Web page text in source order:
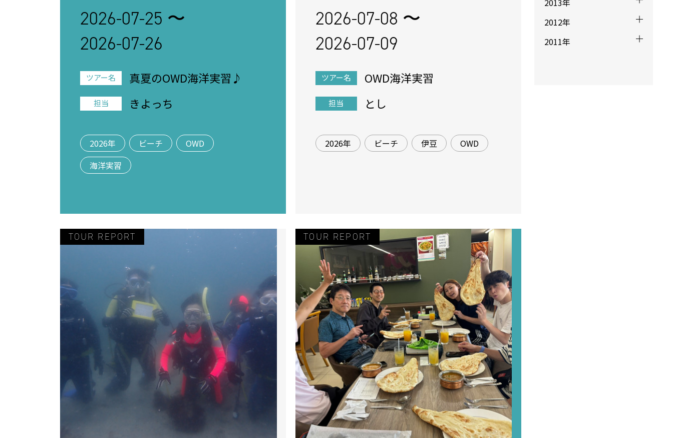
2026-07-25 〜
2026-07-26
ツアー名 真夏のOWD海洋実習♪
担当 きよっち
2026年 ビーチ
OWD
海洋実習
2026-07-08 〜
2026-07-09
ツアー名 OWD海洋実習
担当 とし
2026年 ビーチ 伊豆 OWD
2013年
2012年
2011年